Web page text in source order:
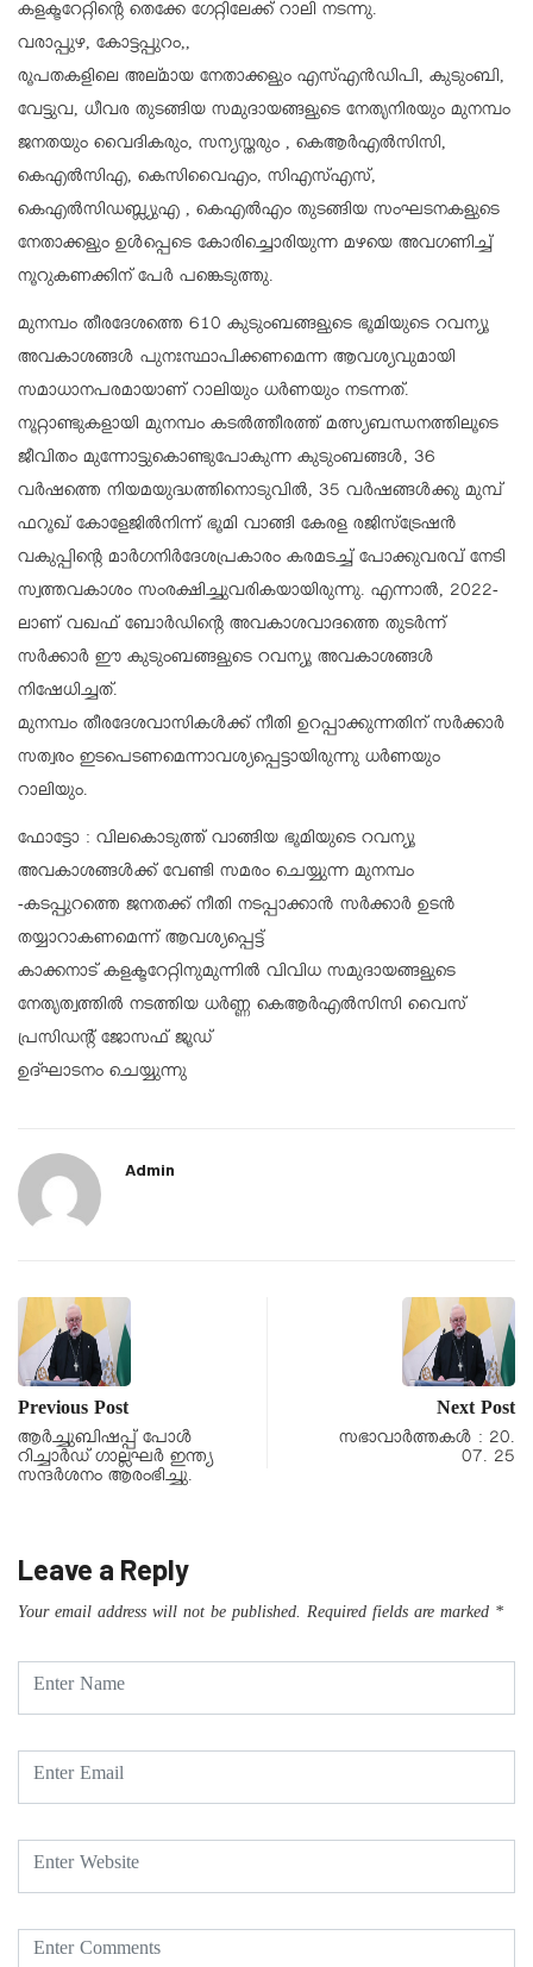
കളക്ടറേറ്റിൻ്റെ തെക്കേ ഗേറ്റിലേക്ക് റാലി നടന്നു.
വരാപ്പുഴ, കോട്ടപ്പുറം,,
രൂപതകളിലെ അല്മായ നേതാക്കളും എസ്‌എൻഡിപി, കുടുംബി,
വേട്ടുവ, ധീവര തുടങ്ങിയ സമുദായങ്ങളുടെ നേതൃനിരയും മുനമ്പം
ജനതയും വൈദികരും, സന്യസ്തരും , കെആർഎൽസിസി,
കെഎൽസിഎ, കെസിവൈഎം, സിഎസ്എസ്,
കെഎൽസിഡബ്ല്യുഎ , കെഎൽഎം തുടങ്ങിയ സംഘടനകളുടെ
നേതാക്കളും ഉൾപ്പെടെ കോരിച്ചൊരിയുന്ന മഴയെ അവഗണിച്ച്
നൂറുകണക്കിന് പേർ പങ്കെടുത്തു.
മുനമ്പം തീരദേശത്തെ 610 കുടുംബങ്ങളുടെ ഭൂമിയുടെ റവന്യൂ
അവകാശങ്ങൾ പുനഃസ്ഥാപിക്കണമെന്ന ആവശ്യവുമായി
സമാധാനപരമായാണ് റാലിയും ധർണയും നടന്നത്.
നൂറ്റാണ്ടുകളായി മുനമ്പം കടൽത്തീരത്ത് മത്സ്യബന്ധനത്തിലൂടെ
ജീവിതം മുന്നോട്ടുകൊണ്ടുപോകുന്ന കുടുംബങ്ങൾ, 36
വർഷത്തെ നിയമയുദ്ധത്തിനൊടുവിൽ, 35 വർഷങ്ങൾക്കു മുമ്പ്
ഫറൂഖ് കോളേജിൽനിന്ന് ഭൂമി വാങ്ങി കേരള രജിസ്ട്രേഷൻ
വകുപ്പിന്റെ മാർഗനിർദേശപ്രകാരം കരമടച്ച് പോക്കുവരവ് നേടി
സ്വത്തവകാശം സംരക്ഷിച്ചുവരികയായിരുന്നു. എന്നാൽ, 2022-
ലാണ് വഖഫ് ബോർഡിന്റെ അവകാശവാദത്തെ തുടർന്ന്
സർക്കാർ ഈ കുടുംബങ്ങളുടെ റവന്യൂ അവകാശങ്ങൾ
നിഷേധിച്ചത്.
മുനമ്പം തീരദേശവാസികൾക്ക് നീതി ഉറപ്പാക്കുന്നതിന് സർക്കാർ
സത്വരം ഇടപെടണമെന്നാവശ്യപ്പെട്ടായിരുന്നു ധർണയും
റാലിയും.
ഫോട്ടോ : വിലകൊടുത്ത് വാങ്ങിയ ഭൂമിയുടെ റവന്യൂ
അവകാശങ്ങൾക്ക് വേണ്ടി സമരം ചെയ്യുന്ന മുനമ്പം
-കടപ്പുറത്തെ ജനതക്ക് നീതി നടപ്പാക്കാൻ സർക്കാർ ഉടൻ
തയ്യാറാകണമെന്ന് ആവശ്യപ്പെട്ട്
കാക്കനാട് കളക്ടറേറ്റിനുമുന്നിൽ വിവിധ സമുദായങ്ങളുടെ
നേതൃത്വത്തിൽ നടത്തിയ ധർണ്ണ കെആർഎൽസിസി വൈസ്
പ്രസിഡൻ്റ് ജോസഫ് ജൂഡ്
ഉദ്ഘാടനം ചെയ്യുന്നു
Admin
Previous Post
ആര്‍ച്ചുബിഷപ്പ് പോള്‍
റിച്ചാര്‍ഡ് ഗാല്ലഘര്‍ ഇന്ത്യ
സന്ദര്‍ശനം ആരംഭിച്ചു.
Next Post
സഭാവാര്‍ത്തകള്‍ : 20.
07. 25
Leave a Reply
Your email address will not be published. Required fields are marked *